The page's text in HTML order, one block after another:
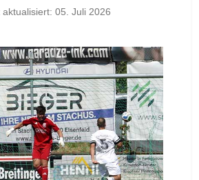
aktualisiert: 05. Juli 2026